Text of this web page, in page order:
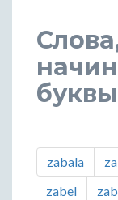
zabala
zabel